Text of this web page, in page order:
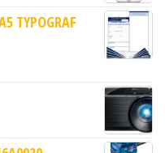
TYPOGRAF